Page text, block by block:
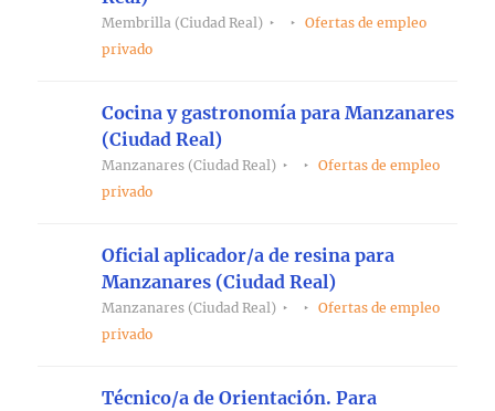
Membrilla (Ciudad Real)
Ofertas de empleo
privado
Cocina y gastronomía para Manzanares
(Ciudad Real)
Manzanares (Ciudad Real)
Ofertas de empleo
privado
Oficial aplicador/a de resina para
Manzanares (Ciudad Real)
Manzanares (Ciudad Real)
Ofertas de empleo
privado
Técnico/a de Orientación. Para